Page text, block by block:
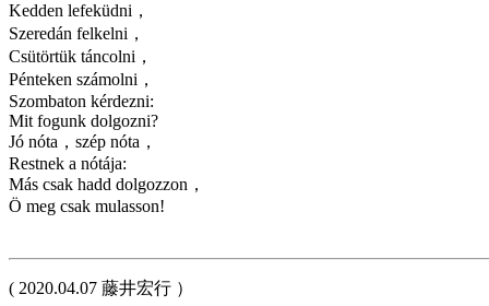
Kedden lefeküdni，
Szeredán felkelni，
Csütörtük táncolni，
Pénteken számolni，
Szombaton kérdezni:
Mit fogunk dolgozni?
Jó nóta，szép nóta，
Restnek a nótája:
Más csak hadd dolgozzon，
Ö meg csak mulasson!
( 2020.04.07 藤井宏行 ）